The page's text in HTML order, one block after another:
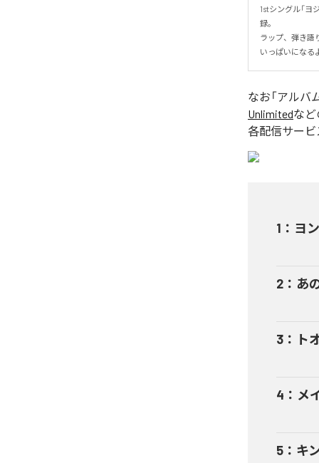
1stシングル「ヨ
録。
ラップ、弾き語
いっぱいになる
なお「アルバ
Unlimitedな
各配信サービ
1 ： ヨ
2 ： あ
3 ： ト
4 ： メ
5 ： キ